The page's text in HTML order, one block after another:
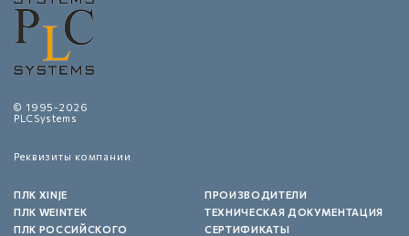
© 1995-2026
PLCSystems
Реквизиты компании
ПЛК XINJE
ПЛК WEINTEK
ПЛК РОССИЙСКОГО
ПРОИЗВОДИТЕЛИ
ТЕХНИЧЕСКАЯ ДОКУМЕНТАЦИЯ
СЕРТИФИКАТЫ